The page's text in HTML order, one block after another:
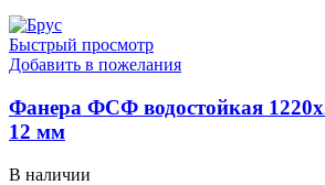
Быстрый просмотр
Добавить в пожелания
Фанера ФСФ водостойкая
12 мм
В наличии